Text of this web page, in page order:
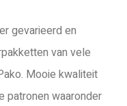
gevarieerd en
van vele
Mooie kwaliteit
patronen waaronder